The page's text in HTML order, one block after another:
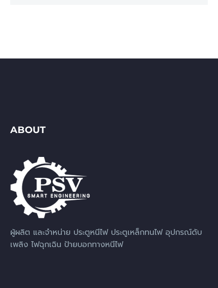
ABOUT
ผู้ผลิต และจำหน่าย ประตูหนีไฟ ประตูเหล็กทนไฟ อุปกรณ์ดับ
เพลิง ไฟฉุกเฉิน ป้ายบอกทางหนีไฟ